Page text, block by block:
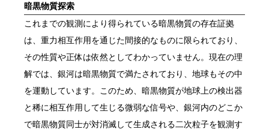
暗黒物質探索
これまでの観測により得られている暗黒物質の存在証拠
は、重力相互作用を通じた間接的なものに限られており、
その性質や正体は依然としてわかっていません。現在の理
解では、銀河は暗黒物質で満たされており、地球もその中
を運動しています。このため、暗黒物質が地球上の検出器
と稀に相互作用して生じる微弱な信号や、銀河内のどこか
で暗黒物質同士が対消滅して生成される二次粒子を観測す